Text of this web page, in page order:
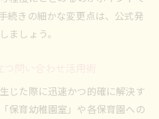
続きの細かな変更点は、公式発
ましょう。
つ問い合わせ活用術
じた際に迅速かつ的確に解決す
保育幼稚園室」や各保育園への